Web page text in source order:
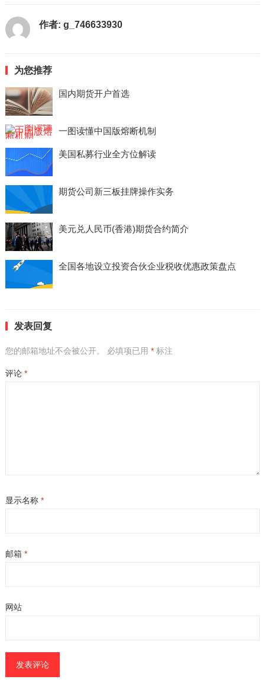
作者: g_746633930
为您推荐
国内期货开户首选
一图读懂中国版熔断机制
美国私募行业全方位解读
期货公司新三板挂牌操作实务
美元兑人民币(香港)期货合约简介
全国各地设立投资合伙企业税收优惠政策盘点
发表回复
您的邮箱地址不会被公开。 必填项已用 *标注
评论 *
显示名称 *
邮箱 *
网站